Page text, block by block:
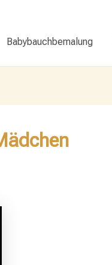
Babybauchbemalung